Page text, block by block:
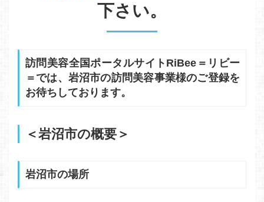
下さい。
訪問美容全国ポータルサイトRiBee＝リビー
＝では、岩沼市の訪問美容事業様のご登録を
お待ちしております。
＜岩沼市の概要＞
岩沼市の場所